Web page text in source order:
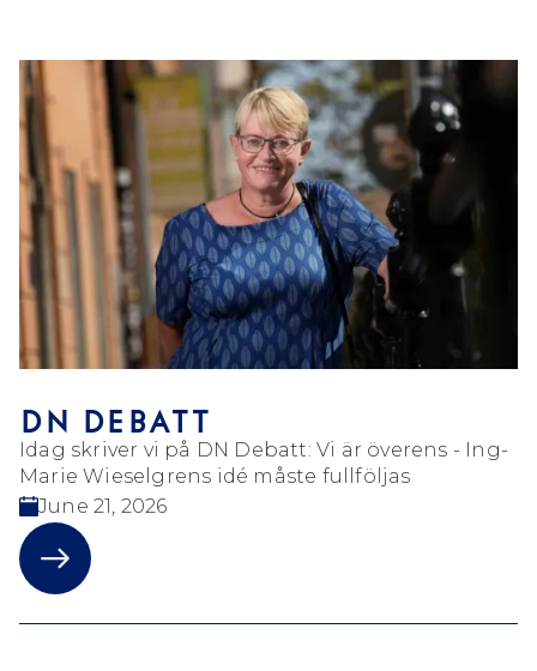
DN DEBATT
Idag skriver vi på DN Debatt: Vi är överens - Ing-
Marie Wieselgrens idé måste fullföljas
June 21, 2026